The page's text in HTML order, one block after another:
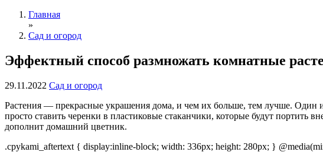
Главная
»
Сад и огород
Эффектный способ размножать комнатные
29.11.2022 Сад и огород
Растения — прекрасные украшения дома, и чем их больше, тем лучше. Один
просто ставить черенки в пластиковые стаканчики, которые будут
дополнит домашний цветник.
.cpykami_aftertext { display:inline-block; width: 336px; height: 280px; }